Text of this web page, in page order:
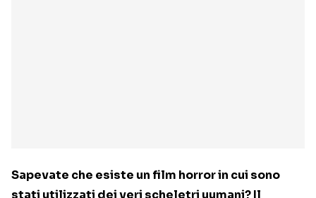
Sapevate che esiste un film horror in cui sono
stati utilizzati dei veri scheletri uumani? Il